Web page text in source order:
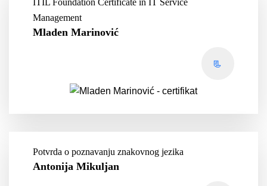
ITIL Foundation Certificate in IT Service
Management
Mladen Marinović
📃
Potvrda o poznavanju znakovnog jezika
Antonija Mikuljan